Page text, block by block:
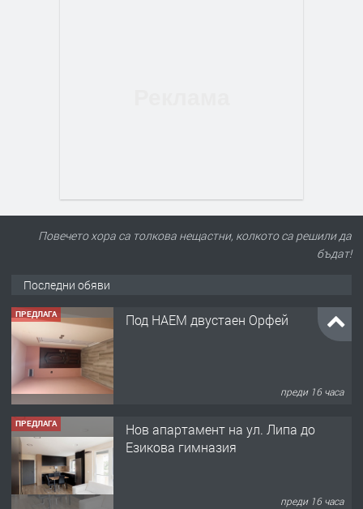
Повечето хора са толкова нещастни, колкото са решили да
бъдат!
Последни обяви
ПРЕДЛАГА Под НАЕМ двустаен Орфей
преди 16 часа
ПРЕДЛАГА
Нов апартамент на ул. Липа до
Езикова гимназия
преди 16 часа